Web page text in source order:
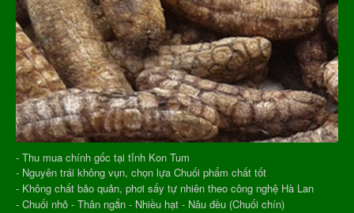
- Thu mua chính gốc tại tỉnh Kon Tum
- Nguyên trái không vụn, chọn lựa Chuối phẩm chất tốt
- Không chất bảo quản, phơi sấy tự nhiên theo công nghệ Hà Lan
- Chuối nhỏ - Thân ngắn - Nhiều hạt - Nâu đều (Chuối chín)